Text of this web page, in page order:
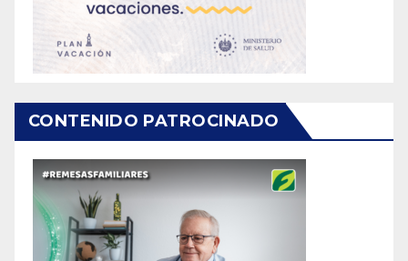
CONTENIDO PATROCINADO